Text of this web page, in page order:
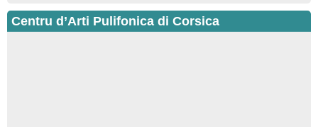
Centru d’Arti Pulifonica di Corsica